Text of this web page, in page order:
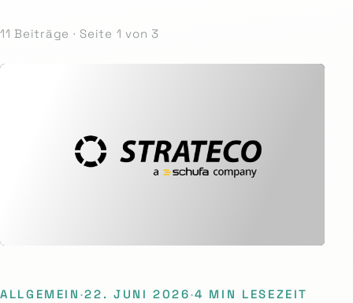
11 Beiträge · Seite 1 von 3
ALLGEMEIN ·22. JUNI 2026·4 MIN LESEZEIT